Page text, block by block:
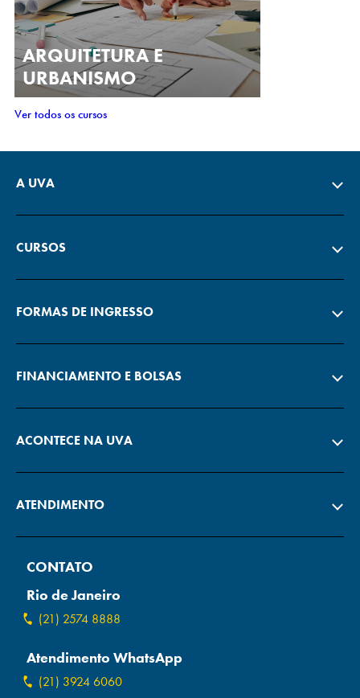
ARQUITETURA E
URBANISMO
Ver todos os cursos
A UVA
CURSOS
FORMAS DE INGRESSO
FINANCIAMENTO E BOLSAS
ACONTECE NA UVA
ATENDIMENTO
CONTATO
Rio de Janeiro
(21) 2574 8888
Atendimento WhatsApp
(21) 3924 6060